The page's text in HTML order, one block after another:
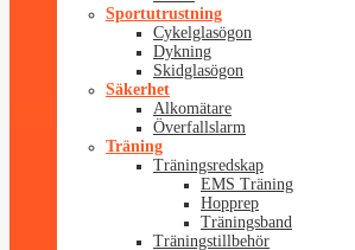
Sportutrustning
Cykelglasögon
Dykning
Skidglasögon
Säkerhet
Alkomätare
Överfallslarm
Träning
Träningsredskap
EMS Träning
Hopprep
Träningsband
Träningstillbehör